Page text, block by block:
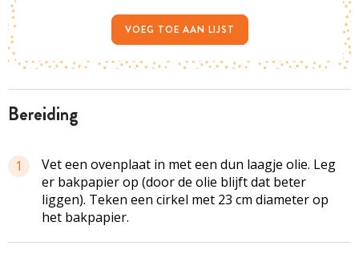
bereiding
1
Vet een ovenplaat in met een dun laagje olie. Leg
er bakpapier op (door de olie blijft dat beter
liggen). Teken een cirkel met 23 cm diameter op
het bakpapier.
VOEG TOE AAN LIJST